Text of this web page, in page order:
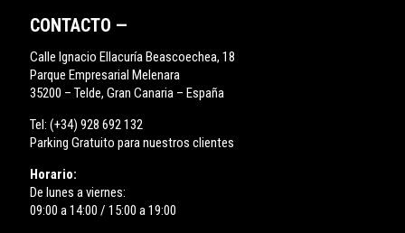
CONTACTO —
Calle Ignacio Ellacuría Beascoechea, 18
Parque Empresarial Melenara
35200 – Telde, Gran Canaria – España
Tel: (+34) 928 692 132
Parking Gratuito para nuestros clientes
Horario:
De lunes a viernes:
09:00 a 14:00 / 15:00 a 19:00